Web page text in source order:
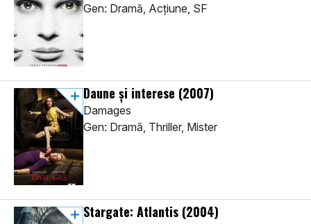
Gen: Dramă, Acţiune, SF
Daune și interese (2007)
Damages
Gen: Dramă, Thriller, Mister
Stargate: Atlantis (2004)